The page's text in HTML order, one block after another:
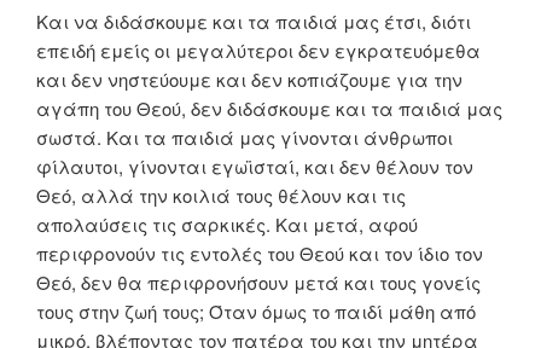
Και να διδάσκουμε και τα παιδιά μας έτσι, διότι
επειδή εμείς οι μεγαλύτεροι δεν εγκρατευόμεθα
και δεν νηστεύουμε και δεν κοπιάζουμε για την
αγάπη του Θεού, δεν διδάσκουμε και τα παιδιά μας
σωστά. Και τα παιδιά μας γίνονται άνθρωποι
φίλαυτοι, γίνονται εγωϊσταί, και δεν θέλουν τον
Θεό, αλλά την κοιλιά τους θέλουν και τις
απολαύσεις τις σαρκικές. Και μετά, αφού
περιφρονούν τις εντολές του Θεού και τον ίδιο τον
Θεό, δεν θα περιφρονήσουν μετά και τους γονείς
τους στην ζωή τους; Όταν όμως το παιδί μάθη από
μικρό, βλέποντας τον πατέρα του και την μητέρα